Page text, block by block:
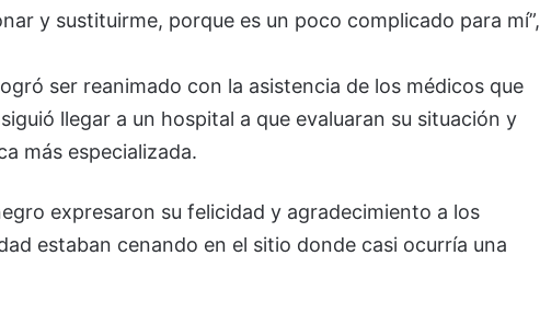
y sustituirme, porque es un poco complicado para mí”,
ser reanimado con la asistencia de los médicos que
llegar a un hospital a que evaluaran su situación y
más especializada.
expresaron su felicidad y agradecimiento a los
estaban cenando en el sitio donde casi ocurría una